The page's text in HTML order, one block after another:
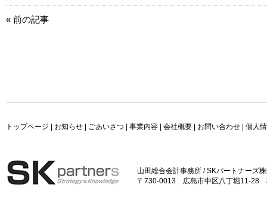
« 前の記事
トップページ お知らせ ごあいさつ 事業内容 会社概要 お問い合わせ 個人
山田総合会計事務所 / SKパートナーズ
〒730-0013 広島市中区八丁堀11-28